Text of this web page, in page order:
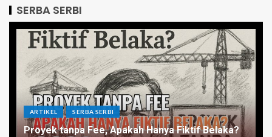
SERBA SERBI
ARTIKEL SERBA SERBI
Proyek tanpa Fee, Apakah Hanya Fiktif Belaka?